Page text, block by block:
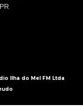
Ilha do Mel FM Ltda